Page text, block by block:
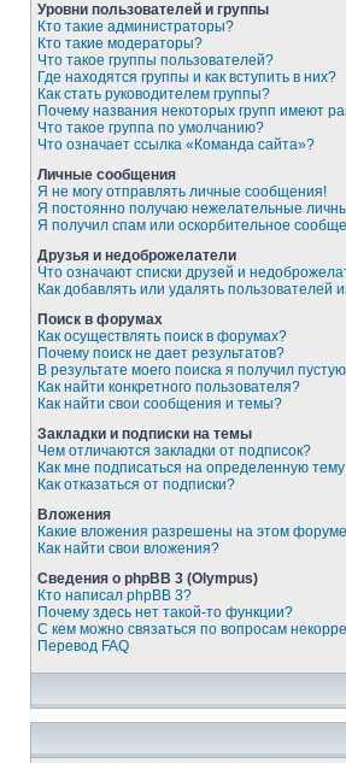
Уровни пользователей и группы
Кто такие администраторы?
Кто такие модераторы?
Что такое группы пользователей?
Где находятся группы и как вступить в них?
Как стать руководителем группы?
Почему названия некоторых групп имеют
Что такое группа по умолчанию?
Что означает ссылка «Команда сайта»?
Личные сообщения
Я не могу отправлять личные сообщения!
Я постоянно получаю нежелательные
Я получил спам или оскорбительное
Друзья и недоброжелатели
Что означают списки друзей и
Как добавлять или удалять пользователей
Поиск в форумах
Как осуществлять поиск в форумах?
Почему поиск не дает результатов?
В результате моего поиска я получил
Как найти конкретного пользователя?
Как найти свои сообщения и темы?
Закладки и подписки на темы
Чем отличаются закладки от подписок?
Как мне подписаться на определенную
Как отказаться от подписки?
Вложения
Какие вложения разрешены на этом
Как найти свои вложения?
Сведения о phpBB 3 (Olympus)
Кто написал phpBB 3?
Почему здесь нет такой-то функции?
С кем можно связаться по вопросам
Перевод FAQ